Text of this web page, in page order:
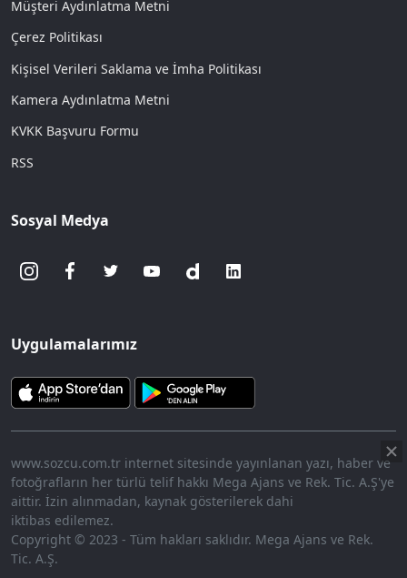
Müşteri Aydınlatma Metni
Çerez Politikası
Kişisel Verileri Saklama ve İmha Politikası
Kamera Aydınlatma Metni
KVKK Başvuru Formu
RSS
Sosyal Medya
Uygulamalarımız
www.sozcu.com.tr internet sitesinde yayınlanan yazı, haber ve
fotoğrafların her türlü telif hakkı Mega Ajans ve Rek. Tic. A.Ş'ye
aittir. İzin alınmadan, kaynak gösterilerek dahi
iktibas edilemez.
Copyright © 2023 - Tüm hakları saklıdır. Mega Ajans ve Rek.
Tic. A.Ş.